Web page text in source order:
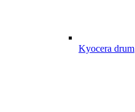
Kyocera drum